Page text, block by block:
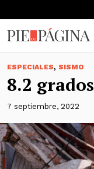
ESPECIALES, SISMO
8.2 grados
7 septiembre, 2022